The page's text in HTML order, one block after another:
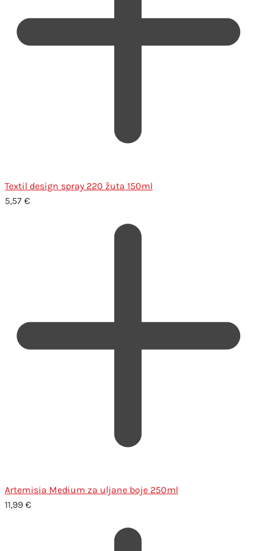
Textil design spray 220 žuta 150ml
5,57 €
Artemisia Medium za uljane boje 250ml
11,99 €